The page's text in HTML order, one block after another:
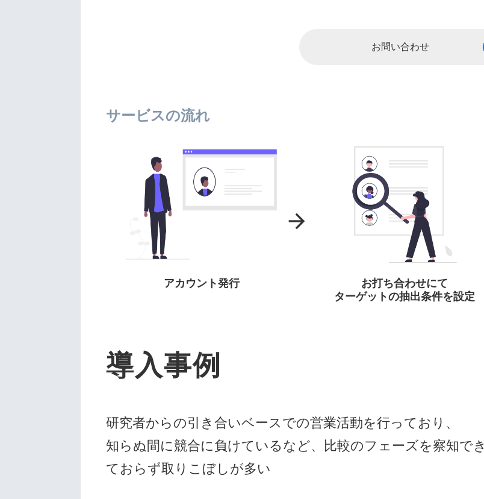
お問い合わせ
サービスの流れ
アカウント発行
お打ち合わせにて
ターゲットの抽出条件を設定
導入事例
研究者からの引き合いベースでの営業活動を行っており、
知らぬ間に競合に負けているなど、比較のフェーズを察知でき
ておらず取りこぼしが多い